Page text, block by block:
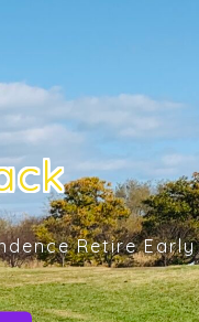
Retire Early